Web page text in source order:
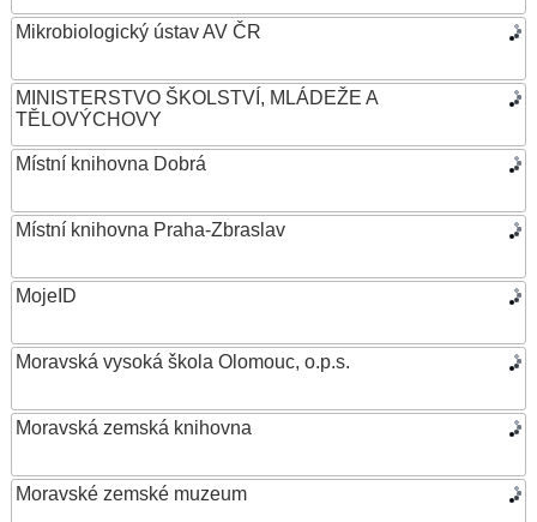
Mikrobiologický ústav AV ČR
MINISTERSTVO ŠKOLSTVÍ, MLÁDEŽE A
TĚLOVÝCHOVY
Místní knihovna Dobrá
Místní knihovna Praha-Zbraslav
MojeID
Moravská vysoká škola Olomouc, o.p.s.
Moravská zemská knihovna
Moravské zemské muzeum